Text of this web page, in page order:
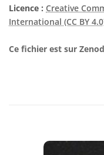
Licence : Creative
International (CC BY
Ce fichier est sur